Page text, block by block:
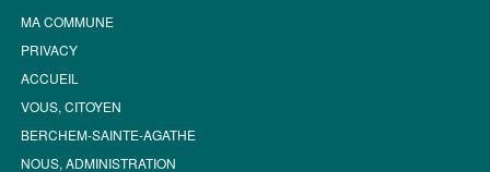
MA COMMUNE
PRIVACY
ACCUEIL
VOUS, CITOYEN
BERCHEM-SAINTE-AGATHE
NOUS, ADMINISTRATION